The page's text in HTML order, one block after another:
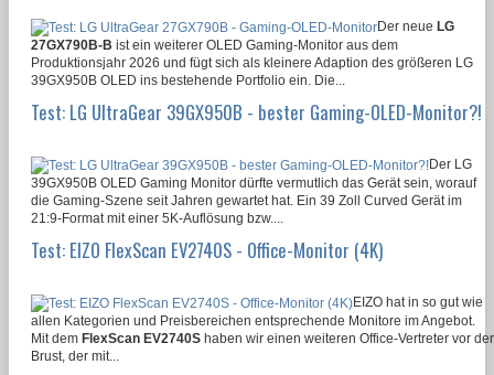
Der neue LG
27GX790B-B ist ein weiterer OLED Gaming-Monitor aus dem
Produktionsjahr 2026 und fügt sich als kleinere Adaption des größeren LG
39GX950B OLED ins bestehende Portfolio ein. Die...
Test: LG UltraGear 39GX950B - bester Gaming-OLED-Monitor?!
Der LG
39GX950B OLED Gaming Monitor dürfte vermutlich das Gerät sein, worauf
die Gaming-Szene seit Jahren gewartet hat. Ein 39 Zoll Curved Gerät im
21:9-Format mit einer 5K-Auflösung bzw....
Test: EIZO FlexScan EV2740S - Office-Monitor (4K)
EIZO hat in so gut wie
allen Kategorien und Preisbereichen entsprechende Monitore im Angebot.
Mit dem FlexScan EV2740S haben wir einen weiteren Office-Vertreter vor der
Brust, der mit...